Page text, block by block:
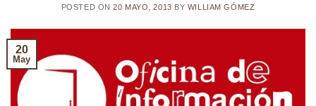
POSTED ON20 MAYO, 2013 BY WILLIAM GÓMEZ
20
May